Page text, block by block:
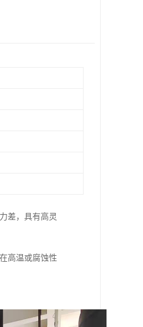
差，具有高灵
高温或腐蚀性